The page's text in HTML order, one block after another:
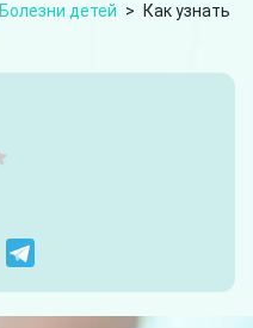
Болезни детей >
Как узнать